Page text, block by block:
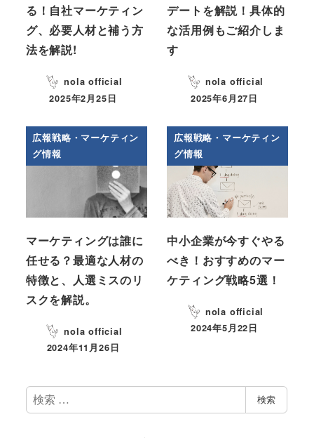
る！自社マーケティン
グ、必要人材と補う方
法を解説!
nola official
2025年2月25日
デートを解説！具体的
な活用例もご紹介しま
す
nola official
2025年6月27日
広報戦略・マーケティン
グ情報
マーケティングは誰に
任せる？最適な人材の
特徴と、人選ミスのリ
スクを解説。
nola official
2024年11月26日
広報戦略・マーケティン
グ情報
中小企業が今すぐやる
べき！おすすめのマー
ケティング戦略5選！
nola official
2024年5月22日
検
索
検索